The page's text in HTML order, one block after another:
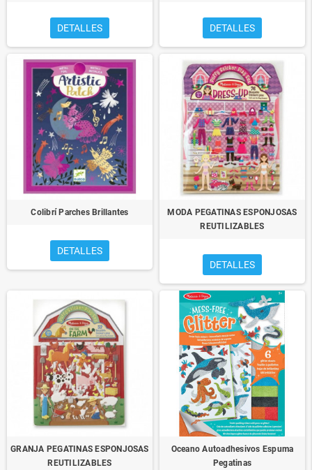
DETALLES DETALLES
Colibrí Parches Brillantes
DETALLES
MODA PEGATINAS ESPONJOSAS
REUTILIZABLES
DETALLES
GRANJA PEGATINAS ESPONJOSAS
REUTILIZABLES
Oceano Autoadhesivos Espuma
Pegatinas